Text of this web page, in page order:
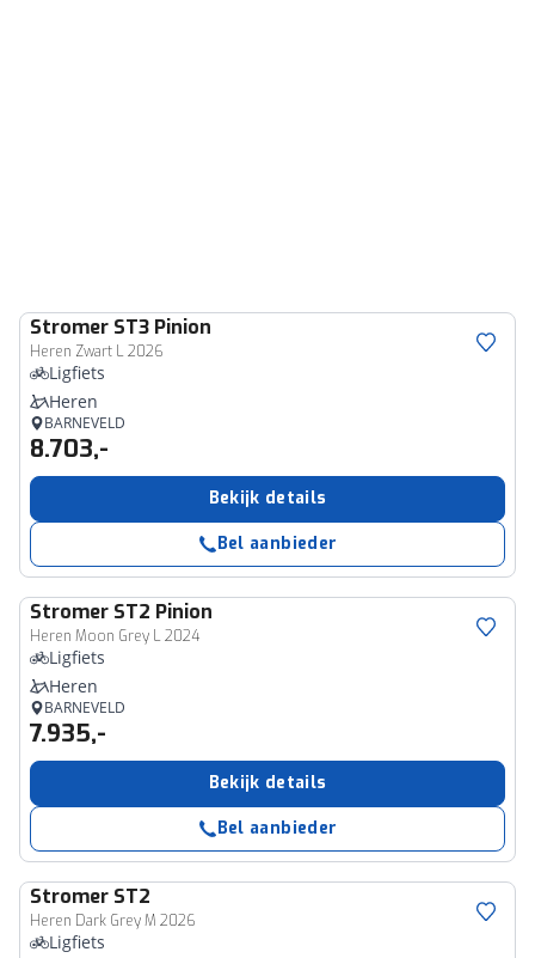
Stromer ST3 Pinion
Heren Zwart L 2026
Ligfiets
Heren
BARNEVELD
8.703,-
Bekijk details
Bel aanbieder
Stromer ST2 Pinion
Heren Moon Grey L 2024
Ligfiets
Heren
BARNEVELD
7.935,-
Bekijk details
Bel aanbieder
Stromer ST2
Heren Dark Grey M 2026
Ligfiets